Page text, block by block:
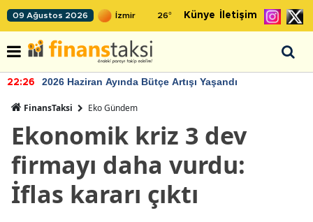
09 Ağustos 2026 26° Künye İletişim
22:26 2026 Haziran Ayında Bütçe Artışı Yaşandı
FinansTaksi Eko Gündem
Ekonomik kriz 3 dev
firmayı daha vurdu:
İflas kararı çıktı